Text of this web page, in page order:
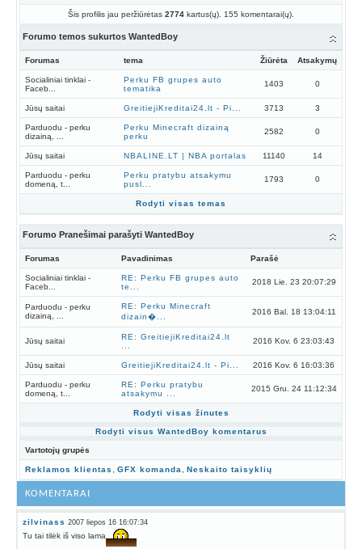
Šis profilis jau peržiūrėtas 2774 kartus(ų). 155 komentarai(ų).
Forumo temos sukurtos WantedBoy
Forumas tema Žiūrėta Atsakymų
Socialiniai tinklai -
Faceb...
Perku FB grupes auto
tematika
1403 0
Jūsų saitai GreitiejiKreditai24.lt - Pi... 3713 3
Parduodu - perku
dizainą, ...
Perku Minecraft dizainą
perku
2582 0
Jūsų saitai NBALINE.LT | NBA portalas 11140 14
Parduodu - perku
domeną, t...
Perku pratybu atsakymu
pusl...
1793 0
Rodyti visas temas
Forumo Pranešimai parašyti WantedBoy
Forumas Pavadinimas Parašė
Socialiniai tinklai -
Faceb...
RE: Perku FB grupes auto
te...
2018 Lie. 23 20:07:29
Parduodu - perku
dizainą, ...
RE: Perku Minecraft
dizain�...
2016 Bal. 18 13:04:11
Jūsų saitai
RE: GreitiejiKreditai24.lt
2016 Kov. 6 23:03:43
Jūsų saitai GreitiejiKreditai24.lt - Pi... 2016 Kov. 6 16:03:36
Parduodu - perku
domeną, t...
RE: Perku pratybu
atsakymu ...
2015 Gru. 24 11:12:34
Rodyti visas žinutes
Rodyti visus WantedBoy komentarus
Vartotojų grupės
Reklamos klientas GFX komanda Neskaito taisyklių
KOMENTARAI
zilvinass 2007 liepos 16 16:07:34
Tu tai tilėk iš viso lama